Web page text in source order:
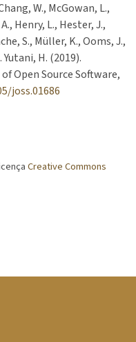
W., McGowan, L.,
Henry, L., Hester, J.,
S., Müller, K., Ooms, J.,
H. (2019).
Open Source Software,
joss.01686
Creative Commons